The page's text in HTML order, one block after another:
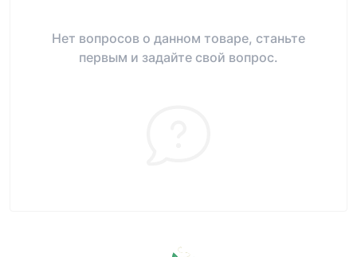
Нет вопросов о данном товаре, станьте
первым и задайте свой вопрос.